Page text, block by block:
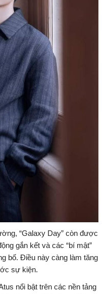
“Galaxy Day” còn được
gắn kết và các “bí mật”
bố. Điều này càng làm tăng
sự kiện.
nổi bật trên các nền tảng